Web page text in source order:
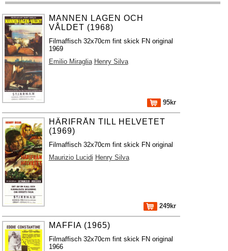
MANNEN LAGEN OCH
VÅLDET (1968)
Filmaffisch 32x70cm fint skick FN original
1969
Emilio Miraglia Henry Silva
95kr
HÄRIFRÅN TILL HELVETET
(1969)
Filmaffisch 32x70cm fint skick FN original
Maurizio Lucidi Henry Silva
249kr
MAFFIA (1965)
Filmaffisch 32x70cm fint skick FN original
1966